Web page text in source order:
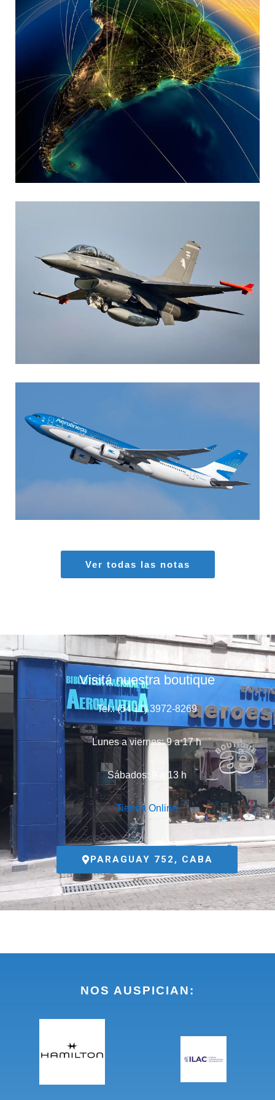
MARIA SONZINI
Aviación Comercial
Aviación General
AGUSTIN BOFFI
Aviación Militar, Fuerza Aérea Argentina
MARIA SONZINI
Ver todas las notas
Visitá nuestra boutique
Tel.: (54 11) 3972-8269
Lunes a viernes: 9 a 17 h
Sábados: 9 a 13 h
Tienda Online
PARAGUAY 752, CABA
NOS AUSPICIAN: